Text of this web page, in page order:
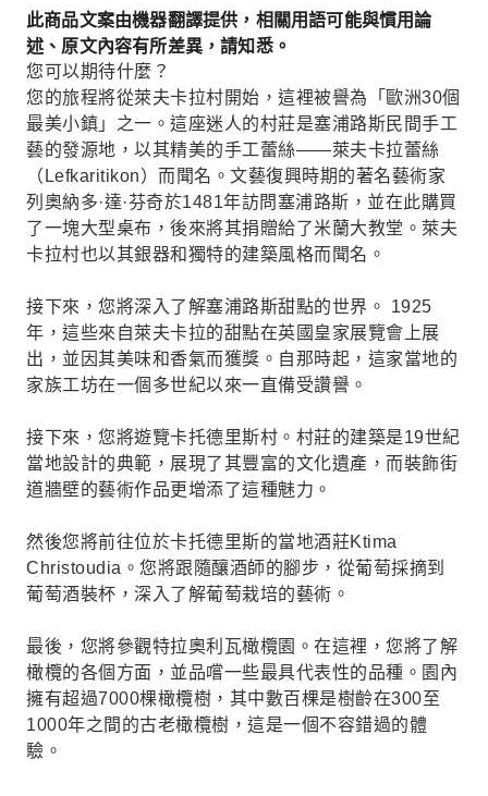
此商品文案由機器翻譯提供，相關用語可能與慣用論
述、原文內容有所差異，請知悉。
您可以期待什麼？
您的旅程將從萊夫卡拉村開始，這裡被譽為「歐洲30個
最美小鎮」之一。這座迷人的村莊是塞浦路斯民間手工
藝的發源地，以其精美的手工蕾絲——萊夫卡拉蕾絲
（Lefkaritikon）而聞名。文藝復興時期的著名藝術家
列奧納多·達·芬奇於1481年訪問塞浦路斯，並在此購買
了一塊大型桌布，後來將其捐贈給了米蘭大教堂。萊夫
卡拉村也以其銀器和獨特的建築風格而聞名。
接下來，您將深入了解塞浦路斯甜點的世界。 1925
年，這些來自萊夫卡拉的甜點在英國皇家展覽會上展
出，並因其美味和香氣而獲獎。自那時起，這家當地的
家族工坊在一個多世紀以來一直備受讚譽。
接下來，您將遊覽卡托德里斯村。村莊的建築是19世紀
當地設計的典範，展現了其豐富的文化遺產，而裝飾街
道牆壁的藝術作品更增添了這種魅力。
然後您將前往位於卡托德里斯的當地酒莊Ktima
Christoudia。您將跟隨釀酒師的腳步，從葡萄採摘到
葡萄酒裝杯，深入了解葡萄栽培的藝術。
最後，您將參觀特拉奧利瓦橄欖園。在這裡，您將了解
橄欖的各個方面，並品嚐一些最具代表性的品種。園內
擁有超過7000棵橄欖樹，其中數百棵是樹齡在300至
1000年之間的古老橄欖樹，這是一個不容錯過的體
驗。